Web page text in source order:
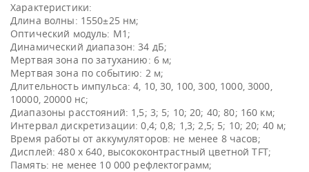
Характеристики:
Длина волны: 1550±25 нм;
Оптический модуль: М1;
Динамический диапазон: 34 дБ;
Мертвая зона по затуханию: 6 м;
Мертвая зона по событию: 2 м;
Длительность импульса: 4, 10, 30, 100, 300, 1000, 3000,
10000, 20000 нс;
Диапазоны расстояний: 1,5; 3; 5; 10; 20; 40; 80; 160 км;
Интервал дискретизации: 0,4; 0,8; 1,3; 2,5; 5; 10; 20; 40 м;
Время работы от аккумуляторов: не менее 8 часов;
Дисплей: 480 х 640, высококонтрастный цветной TFT;
Память: не менее 10 000 рефлектограмм;